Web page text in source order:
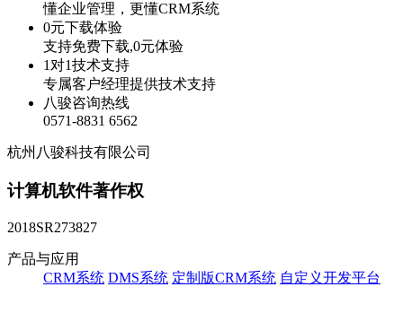
懂企业管理，更懂CRM系统
0元下载体验
支持免费下载,0元体验
1对1技术支持
专属客户经理提供技术支持
八骏咨询热线
0571-8831 6562
杭州八骏科技有限公司
计算机软件著作权
2018SR273827
产品与应用
CRM系统 DMS系统 定制版CRM系统 自定义开发平台